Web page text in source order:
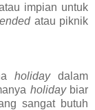
impian untuk
atau piknik
holidaydalam
holiday biar
sangat butuh